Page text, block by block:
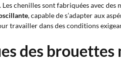
. Les chenilles sont fabriquées avec
, capable de s’adapter aux
travailler dans des conditions
des brouettes